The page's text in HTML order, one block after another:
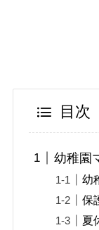
目次
幼稚園
幼
保
夏